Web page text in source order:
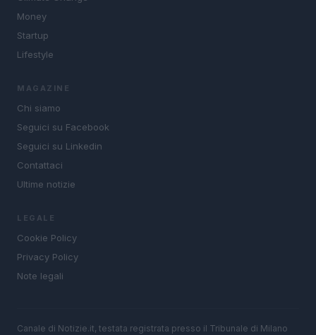
Money
Startup
Lifestyle
MAGAZINE
Chi siamo
Seguici su Facebook
Seguici su Linkedin
Contattaci
Ultime notizie
LEGALE
Cookie Policy
Privacy Policy
Note legali
Canale di Notizie.it, testata registrata presso il Tribunale di Milano